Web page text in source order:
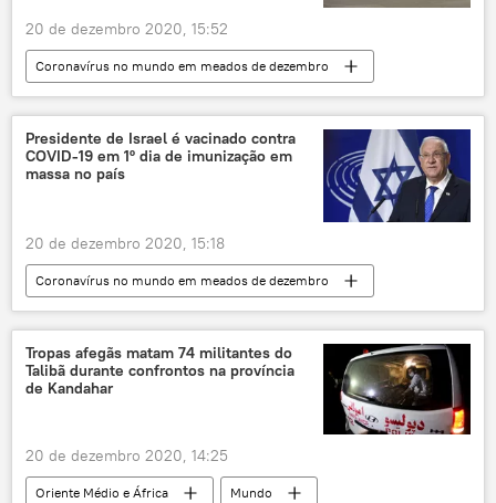
20 de dezembro 2020, 15:52
Coronavírus no mundo em meados de dezembro
Europa
Mundo
Notícias
Reino Unido
COVID-19
Alemanha
África do Sul
Presidente de Israel é vacinado contra
COVID-19 em 1º dia de imunização em
massa no país
20 de dezembro 2020, 15:18
Coronavírus no mundo em meados de dezembro
Oriente Médio e África
Mundo
Israel
COVID-19
Pfizer
Reuven Rivlin
Tropas afegãs matam 74 militantes do
Talibã durante confrontos na província
de Kandahar
20 de dezembro 2020, 14:25
Oriente Médio e África
Mundo